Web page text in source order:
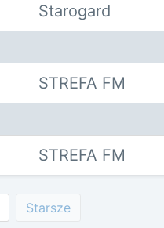
Starogard
STREFA FM
STREFA FM
Starsze